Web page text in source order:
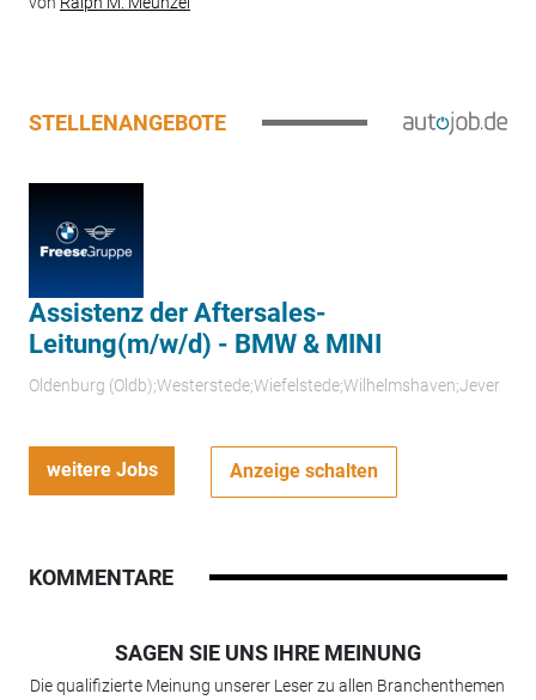
STELLENANGEBOTE
Assistenz der Aftersales-
Leitung(m/w/d) - BMW & MINI
Oldenburg (Oldb);Westerstede;Wiefelstede;Wilhelmshaven;Jever
weitere Jobs Anzeige schalten
KOMMENTARE
SAGEN SIE UNS IHRE MEINUNG
Die qualifizierte Meinung unserer Leser zu allen Branchenthemen